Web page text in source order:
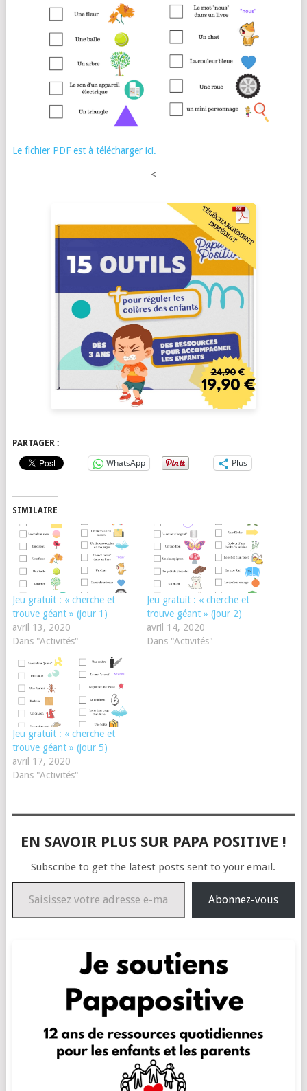
Le fichier PDF est à télécharger ici.
<
PARTAGER :
WhatsApp Plus
SIMILAIRE
Jeu gratuit : « cherche et
trouve géant » (jour 1)
avril 13, 2020
Dans "Activités"
Jeu gratuit : « cherche et
trouve géant » (jour 2)
avril 14, 2020
Dans "Activités"
Jeu gratuit : « cherche et
trouve géant » (jour 5)
avril 17, 2020
Dans "Activités"
EN SAVOIR PLUS SUR PAPA POSITIVE !
Subscribe to get the latest posts sent to your email.
Saisissez votre adresse e-mail…
Abonnez-vous